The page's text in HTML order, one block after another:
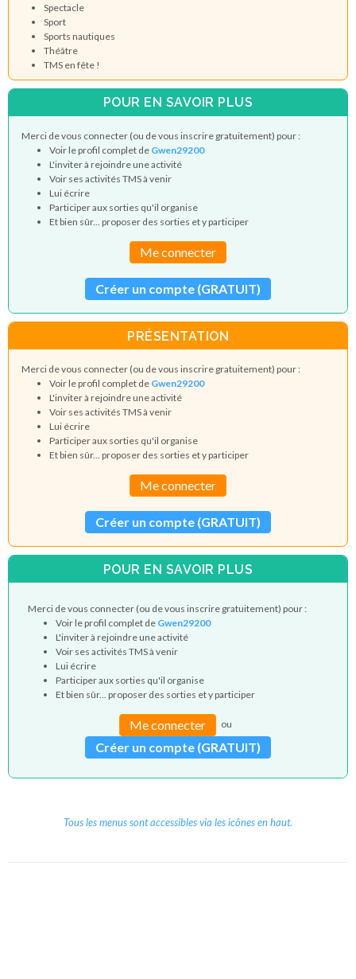
Spectacle
Sport
Sports nautiques
Théâtre
TMS en fête !
POUR EN SAVOIR PLUS
Merci de vous connecter (ou de vous inscrire gratuitement) pour :
Voir le profil complet de Gwen29200
L'inviter à rejoindre une activité
Voir ses activités TMS à venir
Lui écrire
Participer aux sorties qu'il organise
Et bien sûr... proposer des sorties et y participer
Me connecter
Créer un compte (GRATUIT)
PRÉSENTATION
Merci de vous connecter (ou de vous inscrire gratuitement) pour :
Voir le profil complet de Gwen29200
L'inviter à rejoindre une activité
Voir ses activités TMS à venir
Lui écrire
Participer aux sorties qu'il organise
Et bien sûr... proposer des sorties et y participer
Me connecter
Créer un compte (GRATUIT)
POUR EN SAVOIR PLUS
Merci de vous connecter (ou de vous inscrire gratuitement) pour :
Voir le profil complet de Gwen29200
L'inviter à rejoindre une activité
Voir ses activités TMS à venir
Lui écrire
Participer aux sorties qu'il organise
Et bien sûr... proposer des sorties et y participer
Me connecter ou
Créer un compte (GRATUIT)
Tous les menus sont accessibles via les icônes en haut.